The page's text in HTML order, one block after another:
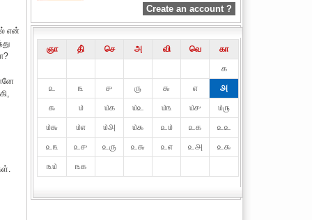
என்
Create an account ?
ஞா தி் செ அ வி வெ
கா
௧
௨
௩ ௪ ௫ ௬ ௭
௮
௯
௰ ௰௧ ௰௨ ௰௩ ௰௪
௰௫
௰௬
௰௭ ௰௮ ௰௯ ௨௰ ௨௧
௨௨
௨௩
௨௪ ௨௫ ௨௬ ௨௭ ௨௮
௨௯
௩௰
௩௧